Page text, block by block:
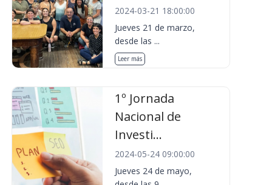
2024-03-21 18:00:00
Jueves 21 de marzo,
desde las ...
Leer más
1º Jornada
Nacional de
Investi...
2024-05-24 09:00:00
Jueves 24 de mayo,